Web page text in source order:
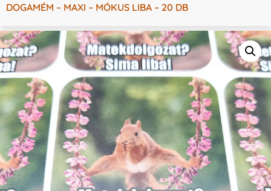
DOGAMÉM – MAXI – MÓKUS LIBA – 20 DB